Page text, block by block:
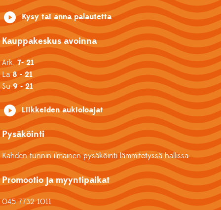
Kysy tai anna palautetta
Kauppakeskus avoinna
Ark.7- 21
La8 - 21
Su9 - 21
Liikkeiden aukioloajat
Pysäköinti
Kahden tunnin ilmainen pysäköinti lämmitetyssä hallissa.
Promootio ja myyntipaikat
045 7732 1011